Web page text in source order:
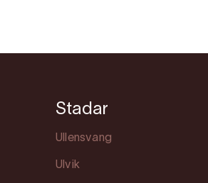
Stadar
Ullensvang
Ulvik